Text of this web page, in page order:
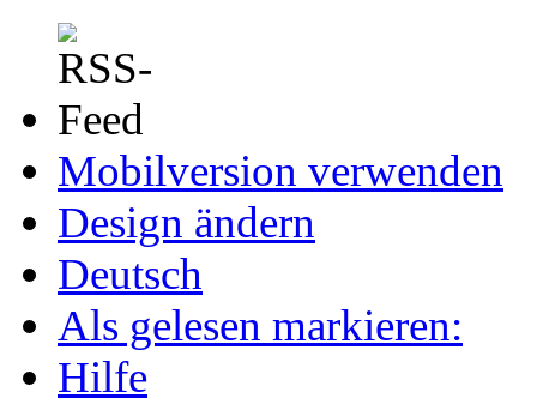
Mobilversion verwenden
Design ändern
Deutsch
Als gelesen markieren:
Hilfe